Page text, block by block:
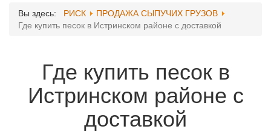
Вы здесь: РИСК
ПРОДАЖА СЫПУЧИХ ГРУЗОВ
Где купить песок в Истринском районе с доставкой
Где купить песок в
Истринском районе с
доставкой